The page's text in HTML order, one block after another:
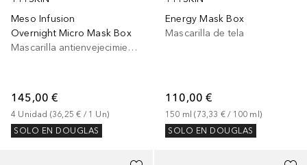
Meso Infusion
Overnight Micro Mask Box
Mascarilla antienvejecimiento
145,00 €
4 Unidad (36,25 € / 1 Un)
SOLO EN DOUGLAS
Energy Mask Box
Mascarilla de tela
110,00 €
150 ml (73,33 € / 100 ml)
SOLO EN DOUGLAS